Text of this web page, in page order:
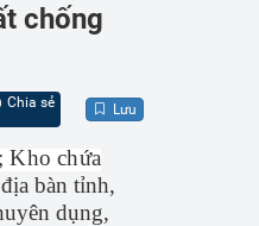
chống
Chia sẻ Lưu
Kho chứa
bàn tỉnh,
dụng,